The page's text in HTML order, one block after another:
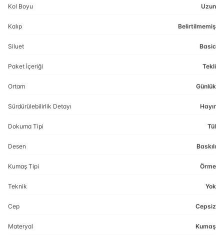
Kol Boyu Uzun
Kalıp Belirtilmemiş
Siluet Basic
Paket İçeriği Tekli
Ortam Günlük
Sürdürülebilirlik Detayı Hayır
Dokuma Tipi Tül
Desen Baskılı
Kumaş Tipi Örme
Teknik Yok
Cep Cepsiz
Materyal Kumaş